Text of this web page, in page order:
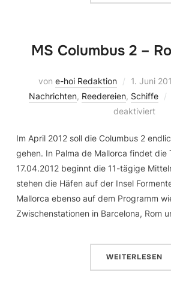
MS Columbus 2 –
von e-hoi Redaktion 1. Juni
Nachrichten, Reedereien, Schiffe
deaktiviert
Im April 2012 soll die Columbus 2
gehen. In Palma de Mallorca findet die
17.04.2012 beginnt die 11-tägige
stehen die Häfen auf der Insel
Mallorca ebenso auf dem Programm
Zwischenstationen in Barcelona, Rom
WEITERLESEN